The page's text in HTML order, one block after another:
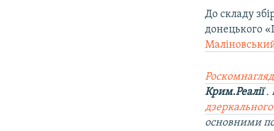
До складу
донецького
Крим.Реалії.
основними